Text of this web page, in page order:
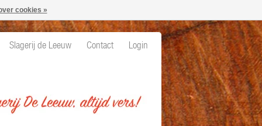
Slagerij de Leeuw Contact Login
cookies »